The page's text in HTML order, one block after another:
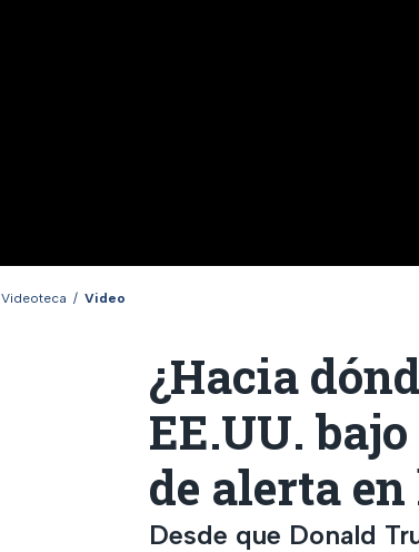
Videoteca / Video
¿Hacia
EE.UU.
de alerta
Desde que Donald